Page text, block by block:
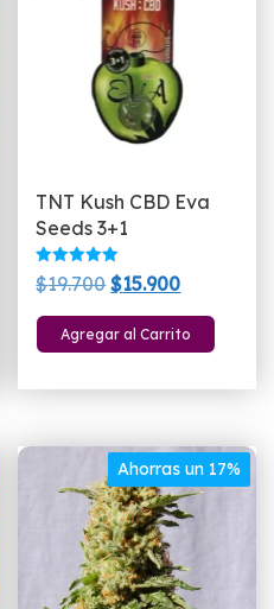
TNT Kush CBD Eva
Seeds 3+1
Valorado
con
de 5
$19.700El
precio
original
$15.900El
precio
actual
Agregar al Carrito
Ahorras un 17%